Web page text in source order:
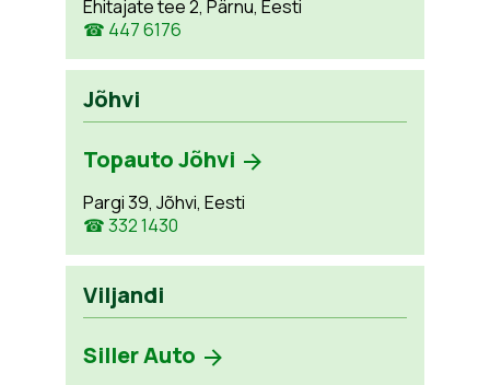
Ehitajate tee 2, Pärnu, Eesti
☎ 447 6176
Jõhvi
Topauto Jõhvi
Pargi 39, Jõhvi, Eesti
☎ 332 1430
Viljandi
Siller Auto